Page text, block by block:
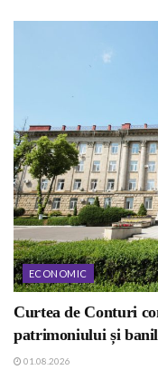
ECONOMIC
Curtea de Conturi
patrimoniului și
01.08.2026